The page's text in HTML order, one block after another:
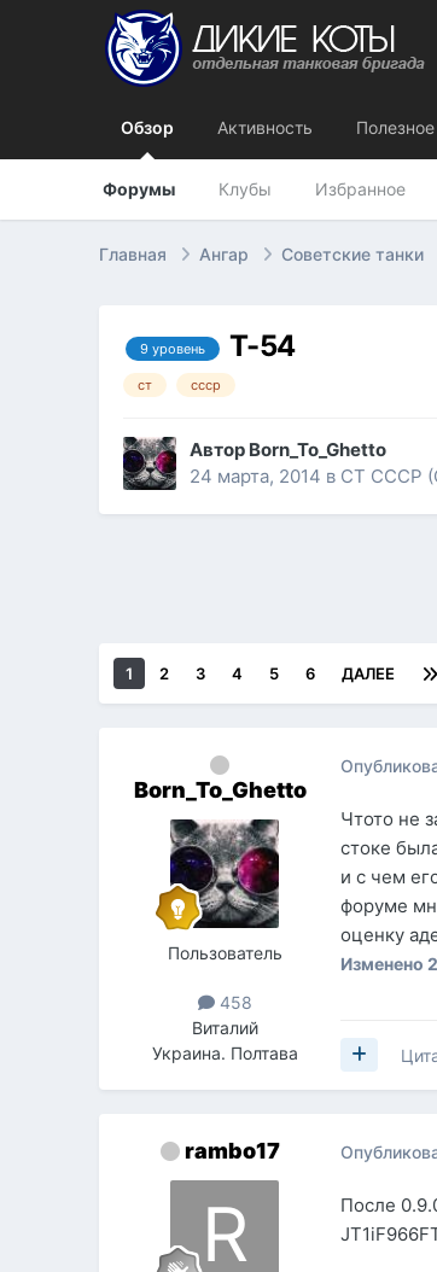
Обзор
Форумы Клубы Избранное
Активность Полезное
Главная Ангар Советские танки
9 уровень Т-54
ст ссср
Автор Born_To_Ghetto
24 марта, 2014 в СТ СССР
1 2 3 4 5 6 ДАЛЕЕ
Born_To_Ghetto
Пользователь
458
Виталий
Украина. Полтава
Чтото не
стоке
и с чем
форуме
оценку
Изменено
rambo17
После